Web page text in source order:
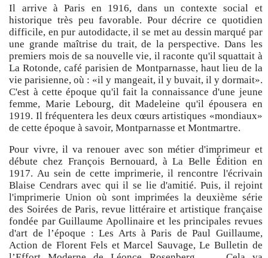
Il arrive à Paris en 1916, dans un contexte social et
historique très peu favorable. Pour décrire ce quotidien
difficile, en pur autodidacte, il se met au dessin marqué par
une grande maîtrise du trait, de la perspective. Dans les
premiers mois de sa nouvelle vie, il raconte qu'il squattait à
La Rotonde, café parisien de Montparnasse, haut lieu de la
vie parisienne, où : «il y mangeait, il y buvait, il y dormait».
C'est à cette époque qu'il fait la connaissance d'une jeune
femme, Marie Lebourg, dit Madeleine qu'il épousera en
1919. Il fréquentera les deux cœurs artistiques «mondiaux»
de cette époque à savoir, Montparnasse et Montmartre.
Pour vivre, il va renouer avec son métier d'imprimeur et
débute chez François Bernouard, à La Belle Édition en
1917. Au sein de cette imprimerie, il rencontre l'écrivain
Blaise Cendrars avec qui il se lie d'amitié. Puis, il rejoint
l'imprimerie Union où sont imprimées la deuxième série
des Soirées de Paris, revue littéraire et artistique française
fondée par Guillaume Apollinaire et les principales revues
d'art de l’époque : Les Arts à Paris de Paul Guillaume,
Action de Florent Fels et Marcel Sauvage, Le Bulletin de